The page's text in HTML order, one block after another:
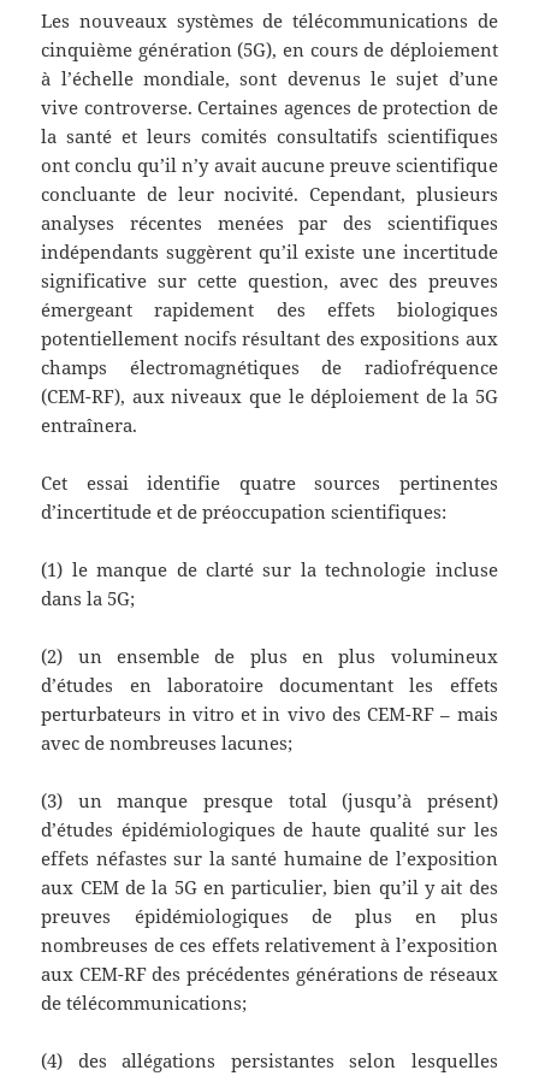
Les nouveaux systèmes de télécommunications de
cinquième génération (5G), en cours de déploiement
à l’échelle mondiale, sont devenus le sujet d’une
vive controverse. Certaines agences de protection de
la santé et leurs comités consultatifs scientifiques
ont conclu qu’il n’y avait aucune preuve scientifique
concluante de leur nocivité. Cependant, plusieurs
analyses récentes menées par des scientifiques
indépendants suggèrent qu’il existe une incertitude
significative sur cette question, avec des preuves
émergeant rapidement des effets biologiques
potentiellement nocifs résultant des expositions aux
champs électromagnétiques de radiofréquence
(CEM-RF), aux niveaux que le déploiement de la 5G
entraînera.
Cet essai identifie quatre sources pertinentes
d’incertitude et de préoccupation scientifiques:
(1) le manque de clarté sur la technologie incluse
dans la 5G;
(2) un ensemble de plus en plus volumineux
d’études en laboratoire documentant les effets
perturbateurs in vitro et in vivo des CEM-RF – mais
avec de nombreuses lacunes;
(3) un manque presque total (jusqu’à présent)
d’études épidémiologiques de haute qualité sur les
effets néfastes sur la santé humaine de l’exposition
aux CEM de la 5G en particulier, bien qu’il y ait des
preuves épidémiologiques de plus en plus
nombreuses de ces effets relativement à l’exposition
aux CEM-RF des précédentes générations de réseaux
de télécommunications;
(4) des allégations persistantes selon lesquelles